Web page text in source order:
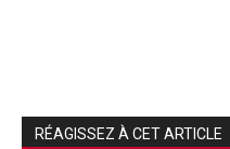
RÉAGISSEZ À CET ARTICLE